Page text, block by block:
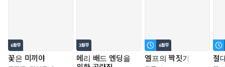
꽃은 미끼야
메리 배드 엔딩을
엘프의 짝짓기 절